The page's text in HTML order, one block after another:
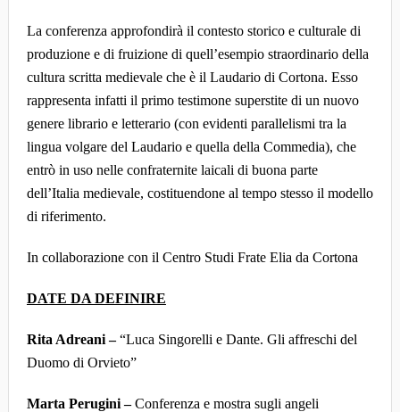
La conferenza approfondirà il contesto storico e culturale di
produzione e di fruizione di quell’esempio straordinario della
cultura scritta medievale che è il Laudario di Cortona. Esso
rappresenta infatti il primo testimone superstite di un nuovo
genere librario e letterario (con evidenti parallelismi tra la
lingua volgare del Laudario e quella della Commedia), che
entrò in uso nelle confraternite laicali di buona parte
dell’Italia medievale, costituendone al tempo stesso il modello
di riferimento.
In collaborazione con il Centro Studi Frate Elia da Cortona
DATE DA DEFINIRE
Rita Adreani –“Luca Singorelli e Dante. Gli affreschi del
Duomo di Orvieto”
Marta Perugini –Conferenza e mostra sugli angeli